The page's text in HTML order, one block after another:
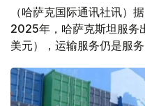
（哈萨克国际通讯社讯）
2025年，哈萨克斯坦服务
美元），运输服务仍是服